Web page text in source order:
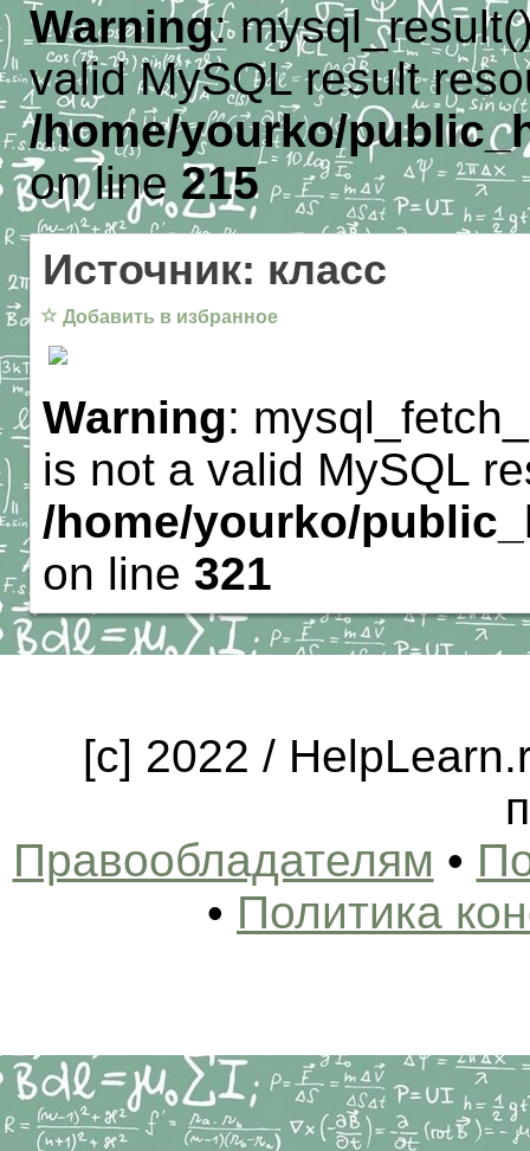
Warning:
valid MySQL result
/home/yourko/
on line 215
Источник: класс
☆ Добавить в избранное
Warning:
is not a valid MySQL
/home/yourko/
on line 321
[c] 2022 /
Правообладателям •
• Политика